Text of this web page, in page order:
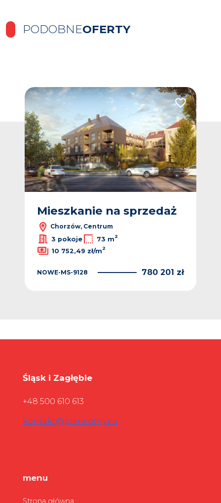
PODOBNEOFERTY
Dodaj do ulubionych Dodaj do
Mieszkanie na sprzedaż
Chorzów, Centrum
3 pokoje
73 m2
10 752,49 zł/m2
NOWE-MS-9128 780 201 zł
Śląsk i Zagłębie
+48 500 610 613
kontakt@pierwotny.eu
menu
Strona główna